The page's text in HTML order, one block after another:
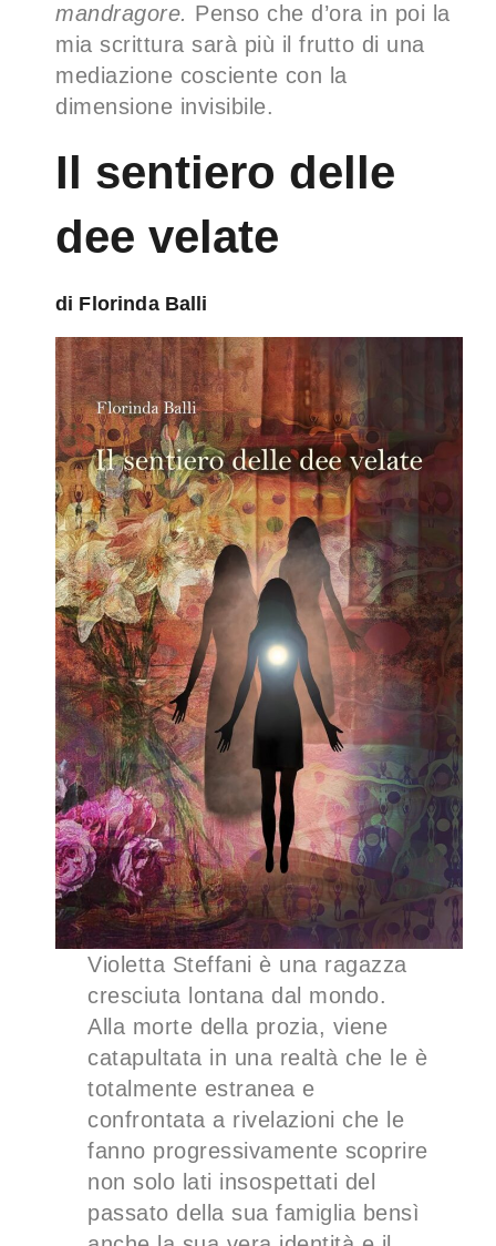
mandragore. Penso che d’ora in poi la
mia scrittura sarà più il frutto di una
mediazione cosciente con la
dimensione invisibile.
Il sentiero delle
dee velate
di Florinda Balli
Violetta Steffani è una ragazza
cresciuta lontana dal mondo.
Alla morte della prozia, viene
catapultata in una realtà che le è
totalmente estranea e
confrontata a rivelazioni che le
fanno progressivamente scoprire
non solo lati insospettati del
passato della sua famiglia bensì